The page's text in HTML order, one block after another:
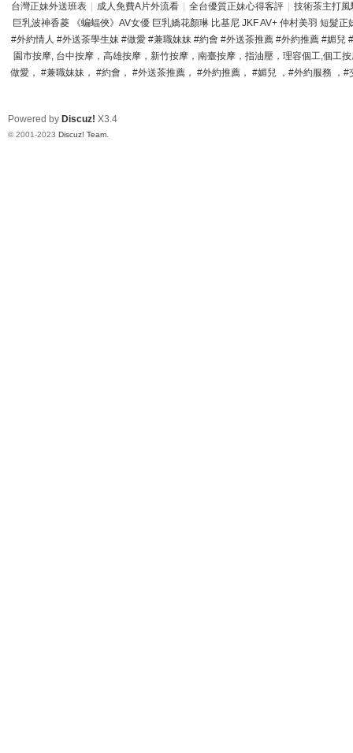
台灣正妹外送班表 成人免費A片外流看 全台優質正妹心得客評
技術茶主打風
巨乳波神香菱 《蝙蝠俠》AV女優 巨乳嬌花顏琳 比基尼 JKF AV+ 仲村美羽 短髮
#外約情人 #外送茶學生妹 #做愛 #兼職妹妹 #約會 #外送茶推薦 #外約推薦 #媚兒
園市按摩, 台中按摩，高雄按摩，新竹按摩，南臺按摩，指油壓，理容個工,個工
做愛， #兼職妹妹， #約會， #外送茶推薦， #外約推薦， #媚兒 ，#外約服務 ，
Powered by Discuz! X3.4
© 2001-2023 Discuz! Team